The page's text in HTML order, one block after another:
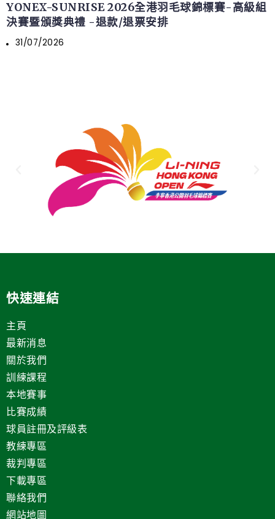
YONEX-SUNRISE 2026全港羽毛球錦標賽-高級組
決賽暨頒獎典禮 -退款/退票安排
31/07/2026
快速連結
主頁
最新消息
關於我們
訓練課程
本地賽事
比賽成績
球員註冊及評級表
教練專區
裁判專區
下載專區
聯絡我們
網站地圖